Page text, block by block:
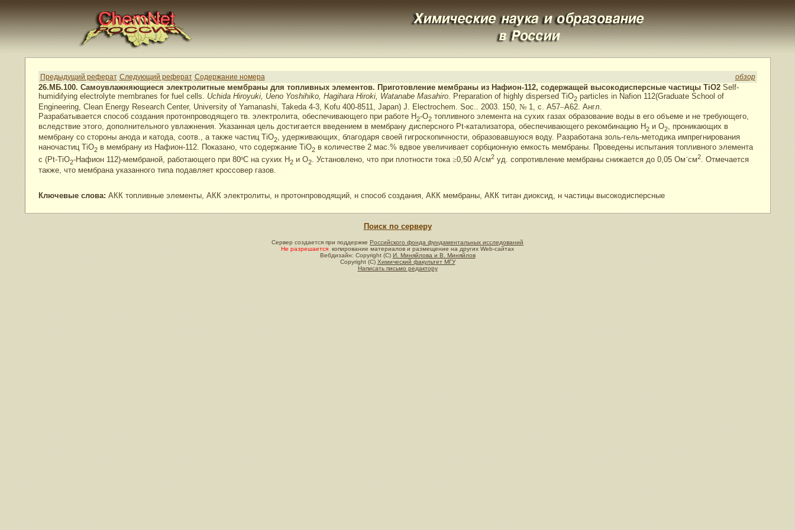
Предыдущий реферат Следующий реферат Содержание номера обзор
26.МБ.100. Самоувлажняющиеся электролитные мембраны для топливных элементов. Приготовление мембраны из Нафион-112, содержащей высокодисперсные частицы TiO2Self-
humidifying electrolyte membranes for fuel cells. Uchida Hiroyuki, Ueno Yoshihiko, Hagihara Hiroki, Watanabe Masahiro. Preparation of highly dispersed TiO2particles in Nafion 112(Graduate School of
Engineering, Clean Energy Research Center, University of Yamanashi, Takeda 4-3, Kofu 400-8511, Japan) J. Electrochem. Soc.. 2003. 150, №1, с. A57–A62. Англ.
Разрабатывается способ создания протонпроводящего тв. электролита, обеспечивающего при работе H2-O2топливного элемента на сухих газах образование воды в его объеме и не требующего,
вследствие этого, дополнительного увлажнения. Указанная цель достигается введением в мембрану дисперсного Pt-катализатора, обеспечивающего рекомбинацию H2и O2, проникающих в
мембрану со стороны анода и катода, соотв., а также частиц TiO2, удерживающих, благодаря своей гигроскопичности, образовавшуюся воду. Разработана золь-гель-методика импрегнирования
наночастиц TiO2в мембрану из Нафион-112. Показано, что содержание TiO2в количестве 2 мас.% вдвое увеличивает сорбционную емкость мембраны. Проведены испытания топливного элемента
с (Pt-TiO2-Нафион 112)-мембраной, работающего при 80ºC на сухих H2и O2. Установлено, что при плотности тока ≥0,50 А/см2уд. сопротивление мембраны снижается до 0,05 Ом´см2. Отмечается
также, что мембрана указанного типа подавляет кроссовер газов.
Ключевые слова: АКК топливные элементы, АКК электролиты, н протонпроводящий, н способ создания, АКК мембраны, АКК титан диоксид, н частицы высокодисперсные
Поиск по серверу
Сервер создается при поддержке Российского фонда фундаментальных исследований
Не разрешается копирование материалов и размещение на других Web-сайтах
Вебдизайн: Copyright (C) И. Миняйлова и В. Миняйлов
Copyright (C) Химический факультет МГУ
Написать письмо редактору